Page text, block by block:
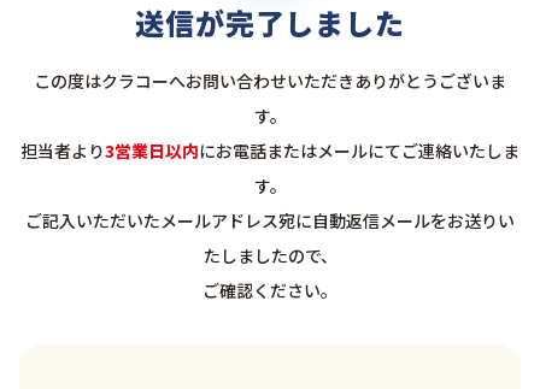
送信が完了しました
この度はクラコーへお問い合わせいただきありがとうございま
す。
担当者より3営業日以内にお電話またはメールにてご連絡いたしま
す。
ご記入いただいたメールアドレス宛に自動返信メールをお送りい
たしましたので、
ご確認ください。